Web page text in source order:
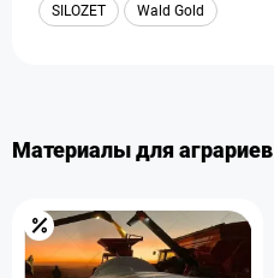
SILOZET Wald Gold
Материалы для аграриев